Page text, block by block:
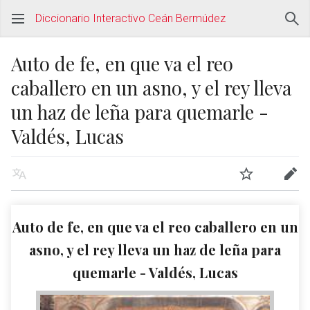
Diccionario Interactivo Ceán Bermúdez
Auto de fe, en que va el reo
caballero en un asno, y el rey lleva
un haz de leña para quemarle -
Valdés, Lucas
Auto de fe, en que va el reo caballero en un
asno, y el rey lleva un haz de leña para
quemarle - Valdés, Lucas